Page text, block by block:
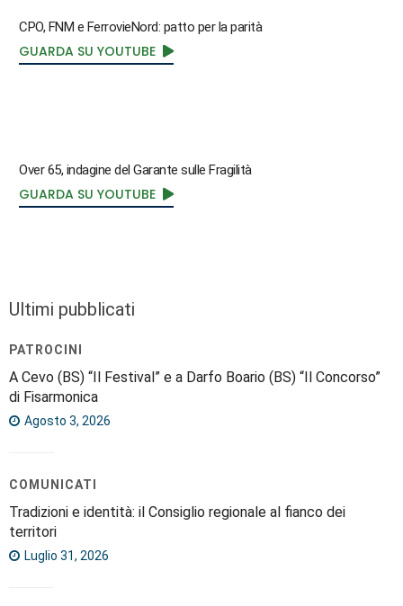
CPO, FNM e FerrovieNord: patto per la parità
GUARDA SU YOUTUBE
Over 65, indagine del Garante sulle Fragilità
GUARDA SU YOUTUBE
Ultimi pubblicati
PATROCINI
A Cevo (BS) “Il Festival” e a Darfo Boario (BS) “Il Concorso”
di Fisarmonica
Agosto 3, 2026
COMUNICATI
Tradizioni e identità: il Consiglio regionale al fianco dei
territori
Luglio 31, 2026